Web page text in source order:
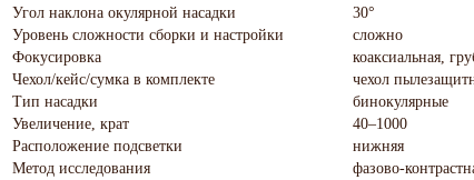
Угол наклона окулярной насадки
30°
Уровень сложности сборки и настройки
сложно
Фокусировка
коаксиальная,
Чехол/кейс/сумка в комплекте
чехол
Тип насадки
бинокулярные
Увеличение, крат
40–1000
Расположение подсветки
нижняя
Метод исследования
фазово-